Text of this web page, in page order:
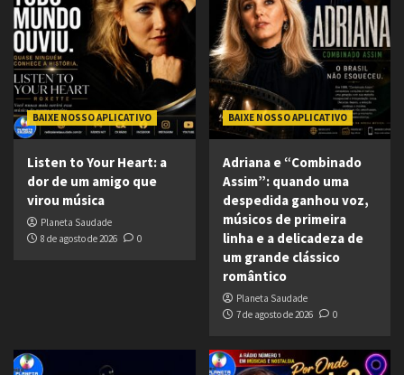
BAIXE NOSSO APLICATIVO
Listen to Your Heart: a
dor de um amigo que
virou música
Planeta Saudade
8 de agosto de 2026
0
BAIXE NOSSO APLICATIVO
Adriana e “Combinado
Assim”: quando uma
despedida ganhou voz,
músicos de primeira
linha e a delicadeza de
um grande clássico
romântico
Planeta Saudade
7 de agosto de 2026
0